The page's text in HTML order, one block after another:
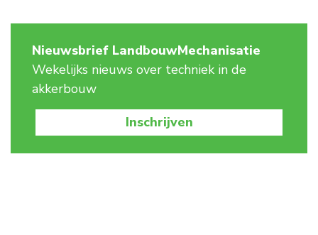
Nieuwsbrief LandbouwMechanisatie
Wekelijks nieuws over techniek in de
akkerbouw
Inschrijven